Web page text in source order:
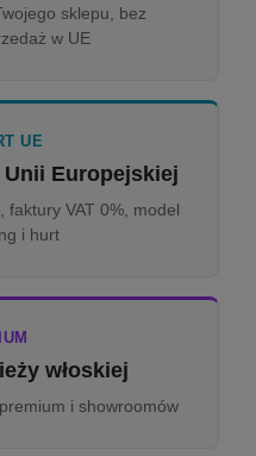
sklepu, bez
w UE
UE
Europejskiej
faktury VAT 0%, model
i hurt
włoskiej
i showroomów